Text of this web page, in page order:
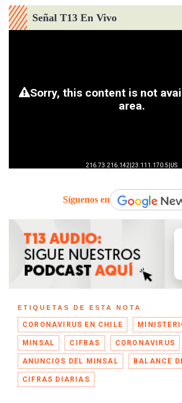
Señal T13 En Vivo
Síguenos en
ETIQUETAS DE ESTA NOTA
CORONAVIRUS EN CHILE
MINSAL CIFRAS CORONAVIRUS
ANUNCIOS DEL MINSAL BALANCE
CIFRAS DIARIAS